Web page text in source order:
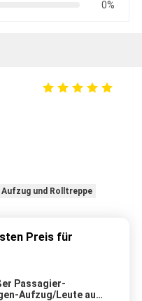
0%
Aufzug und Rolltreppe
Preis für
Passagier-
Aufzug/Leute auf